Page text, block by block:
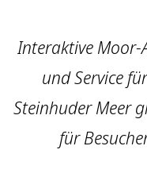
Interaktive
und Service
Steinhuder Meer
für